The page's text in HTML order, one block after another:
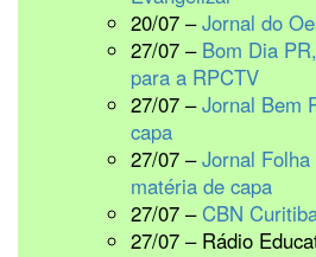
20/07 –Jornal do
27/07 – Bom Dia
para a RPCTV
27/07 –Jornal Bem
capa
27/07 –Jornal
matéria de capa
27/07 –CBN
27/07 – Rádio